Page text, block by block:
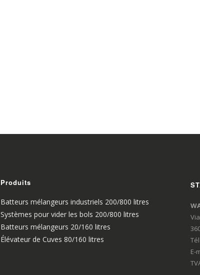
Produits
Batteurs mélangeurs industriels 200/800 litres
Systèmes pour vider les bols 200/800 litres
Batteurs mélangeurs 20/160 litres
Élévateur de Cuves 80/160 litres
E-